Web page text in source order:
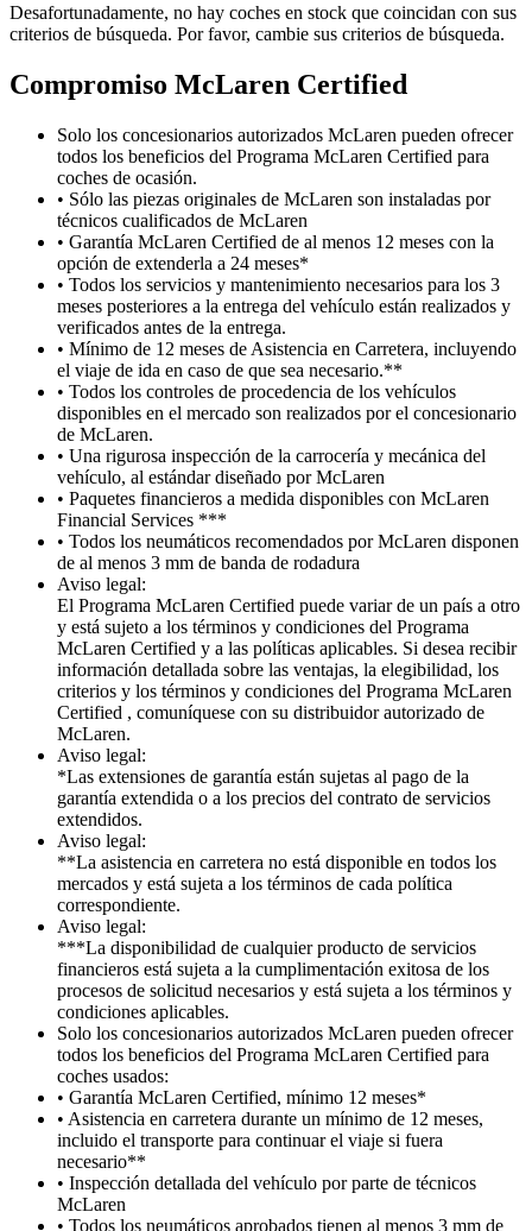
Desafortunadamente, no hay coches en stock que coincidan con sus
criterios de búsqueda. Por favor, cambie sus criterios de búsqueda.
Compromiso McLaren Certified
Solo los concesionarios autorizados McLaren pueden ofrecer
todos los beneficios del Programa McLaren Certified para
coches de ocasión.
• Sólo las piezas originales de McLaren son instaladas por
técnicos cualificados de McLaren
• Garantía McLaren Certified de al menos 12 meses con la
opción de extenderla a 24 meses*
• Todos los servicios y mantenimiento necesarios para los 3
meses posteriores a la entrega del vehículo están realizados y
verificados antes de la entrega.
• Mínimo de 12 meses de Asistencia en Carretera, incluyendo
el viaje de ida en caso de que sea necesario.**
• Todos los controles de procedencia de los vehículos
disponibles en el mercado son realizados por el concesionario
de McLaren.
• Una rigurosa inspección de la carrocería y mecánica del
vehículo, al estándar diseñado por McLaren
• Paquetes financieros a medida disponibles con McLaren
Financial Services ***
• Todos los neumáticos recomendados por McLaren disponen
de al menos 3 mm de banda de rodadura
Aviso legal:
El Programa McLaren Certified puede variar de un país a otro
y está sujeto a los términos y condiciones del Programa
McLaren Certified y a las políticas aplicables. Si desea recibir
información detallada sobre las ventajas, la elegibilidad, los
criterios y los términos y condiciones del Programa McLaren
Certified , comuníquese con su distribuidor autorizado de
McLaren.
Aviso legal:
*Las extensiones de garantía están sujetas al pago de la
garantía extendida o a los precios del contrato de servicios
extendidos.
Aviso legal:
**La asistencia en carretera no está disponible en todos los
mercados y está sujeta a los términos de cada política
correspondiente.
Aviso legal:
***La disponibilidad de cualquier producto de servicios
financieros está sujeta a la cumplimentación exitosa de los
procesos de solicitud necesarios y está sujeta a los términos y
condiciones aplicables.
Solo los concesionarios autorizados McLaren pueden ofrecer
todos los beneficios del Programa McLaren Certified para
coches usados:
• Garantía McLaren Certified, mínimo 12 meses*
• Asistencia en carretera durante un mínimo de 12 meses,
incluido el transporte para continuar el viaje si fuera
necesario**
• Inspección detallada del vehículo por parte de técnicos
McLaren
• Todos los neumáticos aprobados tienen al menos 3 mm de